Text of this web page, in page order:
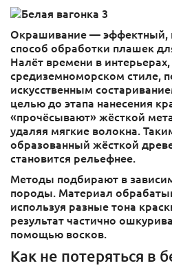
Окрашивание — эффектный,
способ обработки плашек
Налёт времени в
средиземноморском стиле,
искусственным
целью до этапа нанесения
«прочёсывают» жёсткой
удаляя мягкие волокна.
образованный жёсткой
становится рельефнее.
Методы подбирают в
породы. Материал
используя разные тона
результат частично
помощью восков.
Как не потеряться в